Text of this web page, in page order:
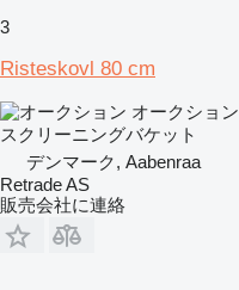
3
Risteskovl 80 cm
オークション
スクリーニングバケット
デンマーク, Aabenraa
Retrade AS
販売会社に連絡